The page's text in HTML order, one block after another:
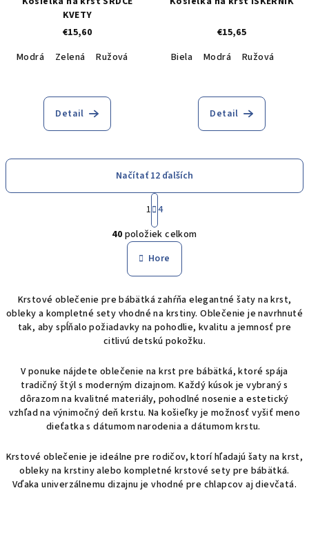
KVETY
€15,60
Modrá
Zelená Ružová
Detail
€15,65
Biela
Modrá Ružová
Detail
O
v
l
a
c
i
p
r
v
k
y
ý
p
Načítať 12 ďalších
S
t
r
á
k
o
a
n
i
e
1 4
40 položiek celkom
Hore
Krstové oblečenie pre bábätká zahŕňa elegantné šaty na krst,
obleky a kompletné sety vhodné na krstiny. Oblečenie je navrhnuté
tak, aby spĺňalo požiadavky na pohodlie, kvalitu a jemnosť pre
citlivú detskú pokožku.
V ponuke nájdete oblečenie na krst pre bábätká, ktoré spája
tradičný štýl s moderným dizajnom. Každý kúsok je vybraný s
dôrazom na kvalitné materiály, pohodlné nosenie a estetický
vzhľad na výnimočný deň krstu. Na košieľky je možnosť vyšiť meno
dieťatka s dátumom narodenia a dátumom krstu.
Krstové oblečenie je ideálne pre rodičov, ktorí hľadajú šaty na krst,
obleky na krstiny alebo kompletné krstové sety pre bábätká.
Vďaka univerzálnemu dizajnu je vhodné pre chlapcov aj dievčatá.